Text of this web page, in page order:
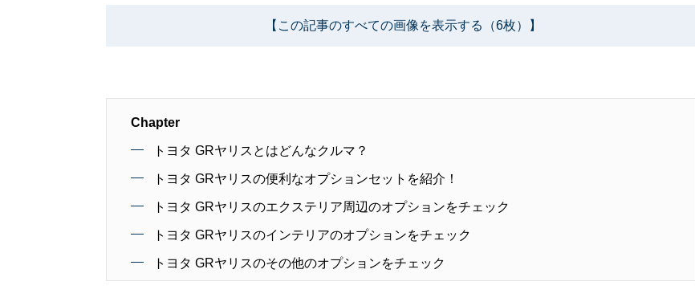
【この記事のすべての画像を表示する（6枚）】
Chapter
トヨタ GRヤリスとはどんなクルマ？
トヨタ GRヤリスの便利なオプションセットを紹介！
トヨタ GRヤリスのエクステリア周辺のオプションをチェック
トヨタ GRヤリスのインテリアのオプションをチェック
トヨタ GRヤリスのその他のオプションをチェック